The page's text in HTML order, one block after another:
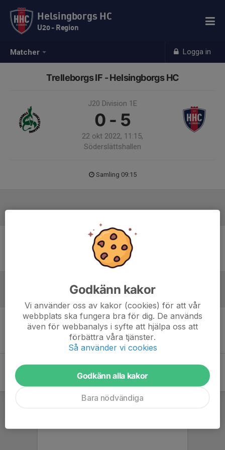
Matcher Logga in
Helsingborgs HC
U20 - Region
Trelleborgs IF - Helsingborgs HC
J20 Division 1E
0 - 5
22 okt 2022, 11:15,
Söderslättshallen
Samling 09:15
Ingen uppställning ifylld
Inget referat skrivet
Godkänn kakor
Vi använder oss av kakor (cookies) för att vår
webbplats ska fungera bra för dig. De används
även för webbanalys i syfte att hjälpa oss att
förbättra våra tjänster.
Så använder vi cookies
Godkänn alla kakor
Bara nödvändiga